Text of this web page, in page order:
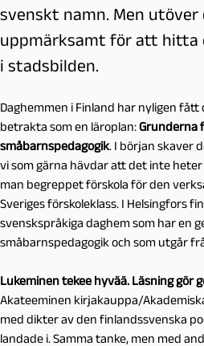
svenskt namn. Men
uppmärksamt för att hitta
i stadsbilden.
Daghemmen i Finland har nyligen
betrakta som en läroplan:Grunderna
småbarnspedagogik. I början skaver
vi som gärna hävdar att det inte heter
man begreppet förskola för den
Sveriges förskoleklass. I Helsingfors
svenskspråkiga daghem som har en
småbarnspedagogik och som utgår
Lukeminen tekee hyvää. Läsning gör
Akateeminen kirjakauppa/
med dikter av den finlandssvenska
landade i. Samma tanke, men med